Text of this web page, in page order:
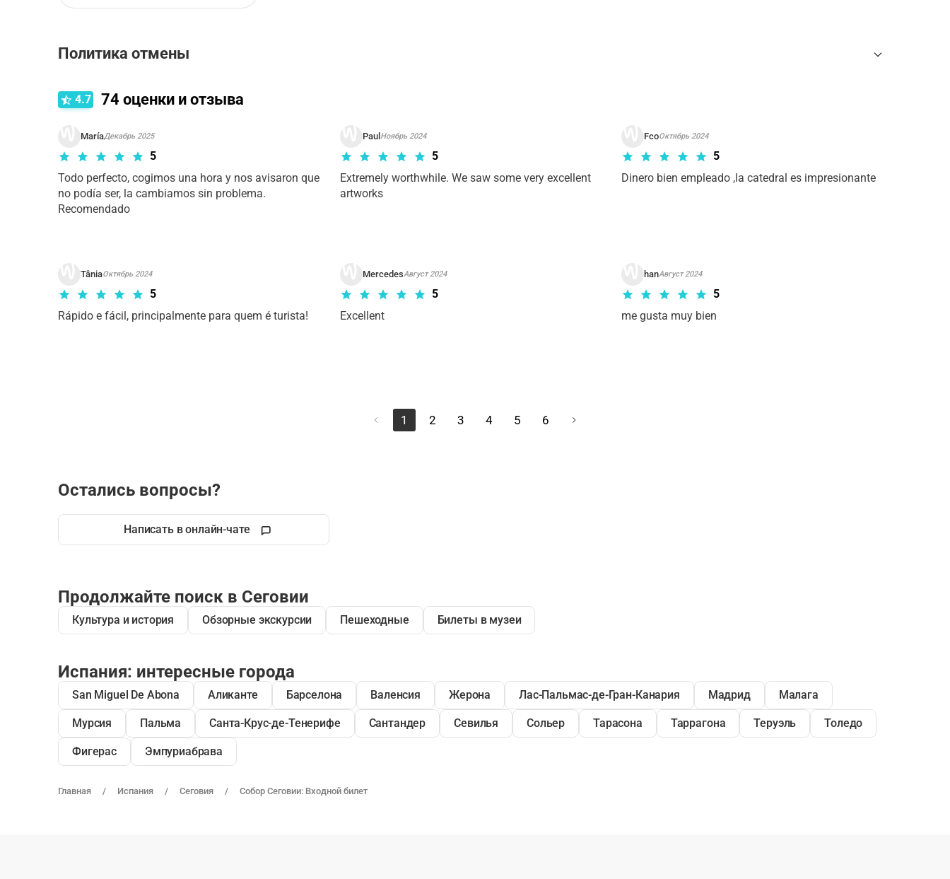
Главная Испания Сеговия Собор Сеговии: Входной билет
Политика отмены
4.7
74 оценки и отзыва
MaríaДекабрь 2025
5
Todo perfecto, cogimos una hora y nos avisaron que
no podía ser, la cambiamos sin problema.
Paul Ноябрь 2024
5
Extremely worthwhile. We saw some very excellent
artworks
FcoОктябрь 2024
5
Dinero bien empleado ,la catedral es impresionante
TâniaОктябрь 2024
5
Rápido e fácil, principalmente para quem é turista!
MercedesАвгуст 2024
5
Excellent
hanАвгуст 2024
5
1 2 3 4 5 6
Остались вопросы?
Написать в онлайн-чате
Продолжайте поиск в Сеговии
Культура и история Обзорные экскурсии Пешеходные Билеты в музеи
Испания: интересные города
San Miguel De Abona Аликанте Барселона Валенсия Жерона Лас-Пальмас-де-Гран-Канария Мадрид Малага
Мурсия Пальма Санта-Крус-де-Тенерифе Сантандер Севилья Сольер Тарасона Таррагона Теруэль Толедо
Фигерас Эмпуриабрава